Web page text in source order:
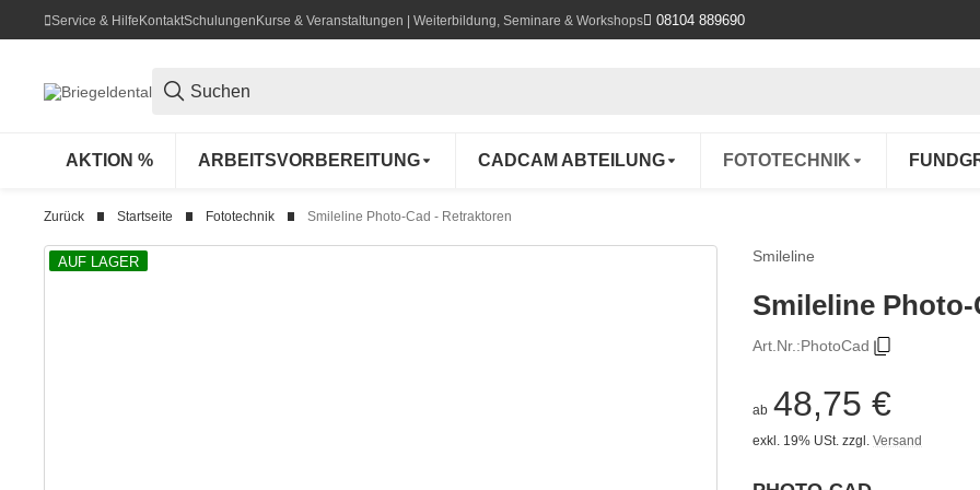
Service & HilfeKontaktSchulungenKurse & Veranstaltungen | Weiterbildung, Seminare & Workshops 08104 889690
AKTION % ARBEITSVORBEREITUNG CADCAM ABTEILUNG FOTOTECHNIK
Zurück Startseite Fototechnik Smileline Photo-Cad - Retraktoren
AUF LAGER Smileline
Smileline
Art.Nr.:PhotoCad
ab 48,75 €
exkl. 19% USt. zzgl. Versand